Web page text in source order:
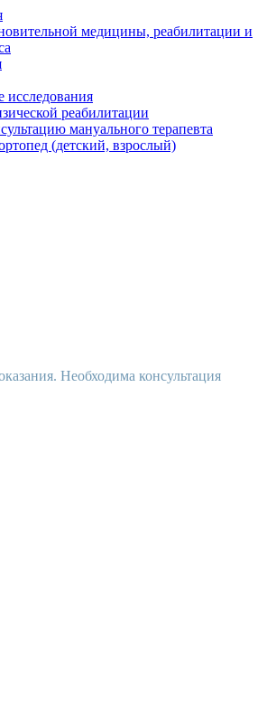
медицины, реабилитации и
исследования
реабилитации
мануального терапевта
(детский, взрослый)
Необходима консультация